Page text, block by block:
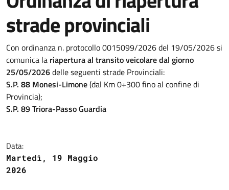
strade provinciali
Con ordinanza n. protocollo 0015099/2026 del 19/05/2026 si
comunica la riapertura al transito veicolare dal giorno
25/05/2026delle seguenti strade Provinciali:
S.P. 88 Monesi-Limone(dal Km 0+300 fino al confine di
Provincia);
S.P. 89 Triora-Passo Guardia
Data:
Martedì, 19 Maggio
2026